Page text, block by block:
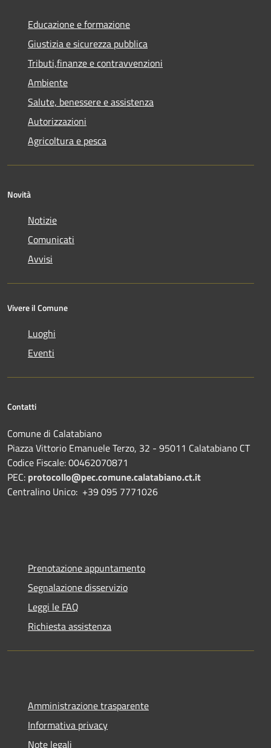
Educazione e formazione
Giustizia e sicurezza pubblica
Tributi,finanze e contravvenzioni
Ambiente
Salute, benessere e assistenza
Autorizzazioni
Agricoltura e pesca
Novità
Notizie
Comunicati
Avvisi
Vivere il Comune
Luoghi
Eventi
Contatti
Comune di Calatabiano
Piazza Vittorio Emanuele Terzo, 32 - 95011 Calatabiano CT
Codice Fiscale: 00462070871
PEC: protocollo@pec.comune.calatabiano.ct.it
Centralino Unico: +39 095 7771026
Prenotazione appuntamento
Segnalazione disservizio
Leggi le FAQ
Richiesta assistenza
Amministrazione trasparente
Informativa privacy
Note legali